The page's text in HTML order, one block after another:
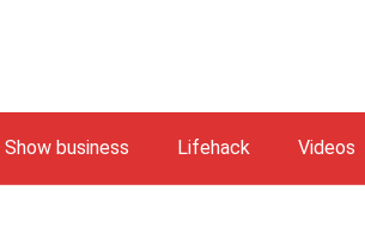
Show business Lifehack Videos